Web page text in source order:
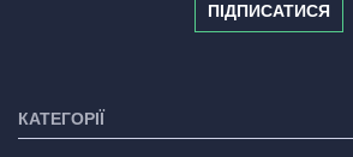
ПІДПИСАТИСЯ
КАТЕГОРІЇ